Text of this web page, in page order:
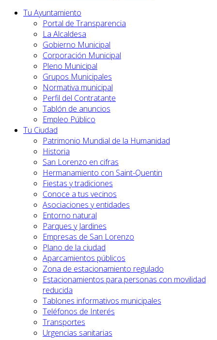
Tu Ayuntamiento
Portal de Transparencia
La Alcaldesa
Gobierno Municipal
Corporación Municipal
Pleno Municipal
Grupos Municipales
Normativa municipal
Perfil del Contratante
Tablón de anuncios
Empleo Público
Tu Ciudad
Patrimonio Mundial de la Humanidad
Historia
San Lorenzo en cifras
Hermanamiento con Saint-Quentin
Fiestas y tradiciones
Conoce a tus vecinos
Asociaciones y entidades
Entorno natural
Parques y Jardines
Empresas de San Lorenzo
Plano de la ciudad
Aparcamientos públicos
Zona de estacionamiento regulado
Estacionamientos para personas con movilidad
reducida
Tablones informativos municipales
Teléfonos de Interés
Transportes
Urgencias sanitarias